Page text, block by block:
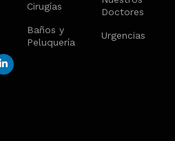
Cirugías
Baños y
Peluquería
Doctores
Urgencias